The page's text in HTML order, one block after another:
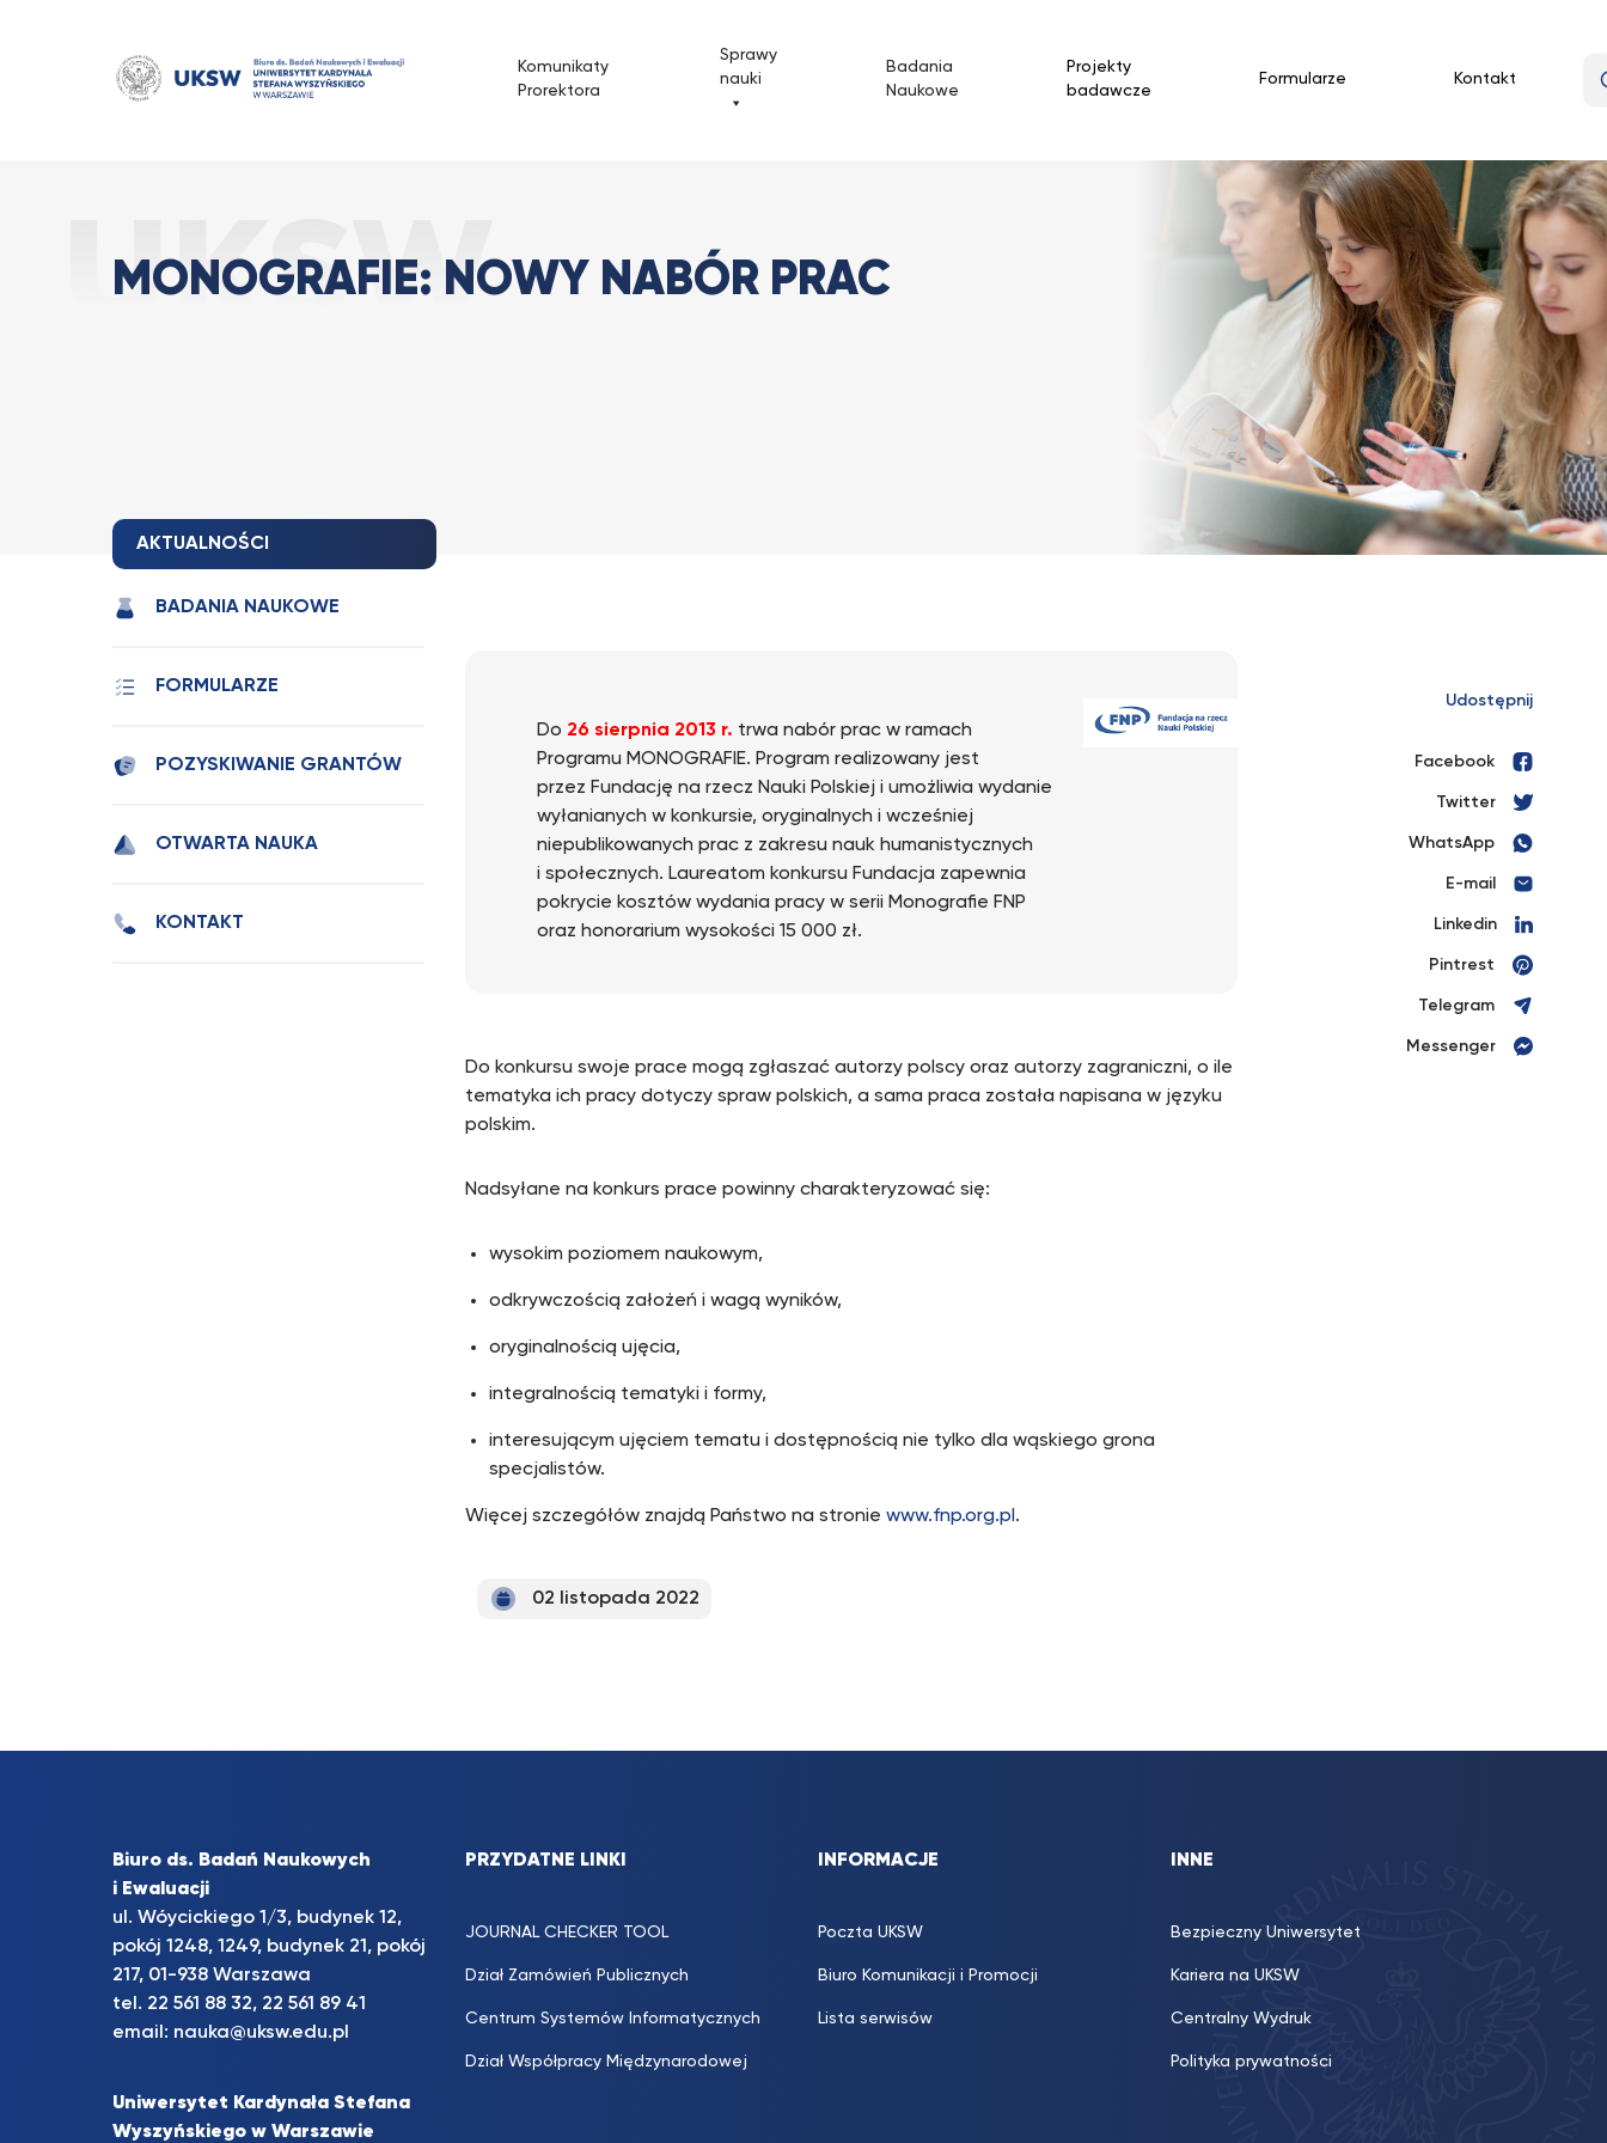
Komunikaty
Prorektora
Sprawy
nauki
Badania
Naukowe
Projekty
badawcze
Formularze Kontakt
MONOGRAFIE: NOWY NABÓR PRAC
AKTUALNOŚCI
BADANIA NAUKOWE
FORMULARZE
POZYSKIWANIE GRANTÓW
OTWARTA NAUKA
KONTAKT
Do 26 sierpnia 2013 r. trwa nabór prac w ramach
Programu MONOGRAFIE. Program realizowany jest
przez Fundację na rzecz Nauki Polskiej i umożliwia wydanie
wyłanianych w konkursie, oryginalnych i wcześniej
niepublikowanych prac z zakresu nauk humanistycznych
i społecznych. Laureatom konkursu Fundacja zapewnia
pokrycie kosztów wydania pracy w serii Monografie FNP
oraz honorarium wysokości 15 000 zł.
Do konkursu swoje prace mogą zgłaszać autorzy polscy oraz autorzy zagraniczni, o ile
tematyka ich pracy dotyczy spraw polskich, a sama praca została napisana w języku
polskim.
Nadsyłane na konkurs prace powinny charakteryzować się:
wysokim poziomem naukowym,
odkrywczością założeń i wagą wyników,
oryginalnością ujęcia,
integralnością tematyki i formy,
interesującym ujęciem tematu i dostępnością nie tylko dla wąskiego grona
specjalistów.
Więcej szczegółów znajdą Państwo na stronie www.fnp.org.pl .
02 listopada 2022
Udostępnij
Facebook
Twitter
WhatsApp
E-mail
Linkedin
Pintrest
Telegram
Messenger
Biuro ds. Badań Naukowych
i Ewaluacji
ul. Wóycickiego 1/3, budynek 12,
pokój 1248, 1249, budynek 21, pokój
217, 01-938 Warszawa
tel. 22 561 88 32, 22 561 89 41
email: nauka@uksw.edu.pl
Uniwersytet Kardynała Stefana
Wyszyńskiego w Warszawie
PRZYDATNE LINKI
JOURNAL CHECKER TOOL
Dział Zamówień Publicznych
Centrum Systemów Informatycznych
Dział Współpracy Międzynarodowej
INFORMACJE
Poczta UKSW
Biuro Komunikacji i Promocji
Lista serwisów
INNE
Bezpieczny Uniwersytet
Kariera na UKSW
Centralny Wydruk
Polityka prywatności